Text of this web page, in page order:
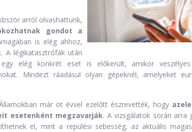
arról olvashattunk,
gondot a
is elég ahhoz,
A légikatasztrófák után
elég konkrét eset is előkerült, amikor
Mindezt ráadásul olyan gépeknél, amelyeket
már öt évvel ezelőtt észrevették, hogy az
esetenként megzavarják. A vizsgálatok során
el, mint a repülési sebesség, az aktuális